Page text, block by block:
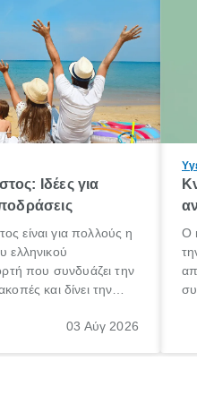
Ιδέες για
είναι για πολλούς η
ελληνικού
που συνδυάζει την
και δίνει την
για λίγες μέρες03 Αύγ 2026
Ο